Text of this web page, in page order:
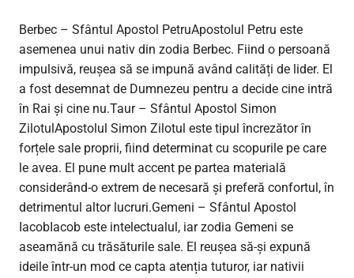
Berbec – Sfântul Apostol PetruApostolul Petru este
asemenea unui nativ din zodia Berbec. Fiind o persoană
impulsivă, reușea să se impună având calități de lider. El
a fost desemnat de Dumnezeu pentru a decide cine intră
în Rai și cine nu.Taur – Sfântul Apostol Simon
ZilotulApostolul Simon Zilotul este tipul încrezător în
forțele sale proprii, fiind determinat cu scopurile pe care
le avea. El pune mult accent pe partea materială
considerând-o extrem de necesară și preferă confortul, în
detrimentul altor lucruri.Gemeni – Sfântul Apostol
IacobIacob este intelectualul, iar zodia Gemeni se
aseamănă cu trăsăturile sale. El reușea să-și expună
ideile într-un mod ce capta atenția tuturor, iar nativii